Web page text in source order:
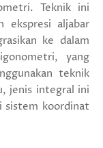
Teknik ini
ekspresi aljabar
ke dalam
yang
teknik
jenis integral ini
sistem koordinat